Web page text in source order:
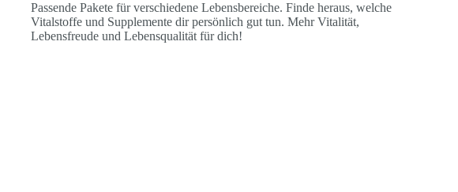
Passende Pakete für verschiedene Lebensbereiche. Finde heraus, welche
Vitalstoffe und Supplemente dir persönlich gut tun. Mehr Vitalität,
Lebensfreude und Lebensqualität für dich!